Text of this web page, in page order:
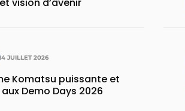
vision d’avenir
JUILLET 2026
Komatsu puissante et
Demo Days 2026